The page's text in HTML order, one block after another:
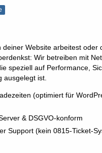
deiner Website arbeitest oder
Wir betreiben mit
speziell auf Performance,
ausgelegt ist.
(optimiert für
& DSGVO-konform
Support (kein 0815-Ticket-